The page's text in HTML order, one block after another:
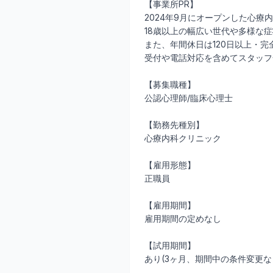
【事業所PR】
2024年9月にオープンした心療
18歳以上の幅広い世代や多様な
また、年間休日は120日以上・
受付や電話対応を含めてスタッ
【募集職種】
公認心理師/臨床心理士
【勤務先種別】
心療内科クリニック
【雇用形態】
正職員
【雇用期間】
雇用期間の定めなし
【試用期間】
あり(3ヶ月、期間中の条件変更